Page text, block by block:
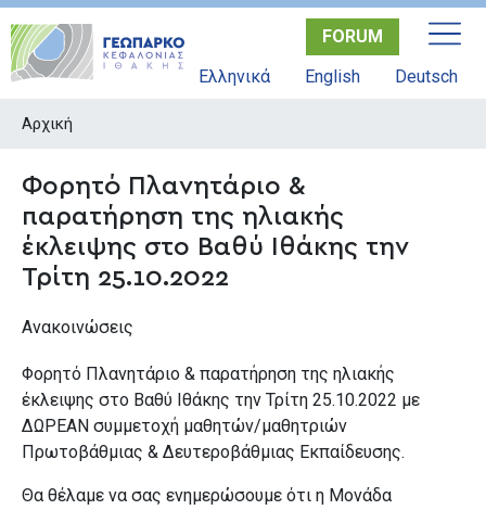
Παράκαμψη
FORUM
Ελληνικά
English Deutsch
Αρχική
Φορητό Πλανητάριο &
παρατήρηση της ηλιακής
έκλειψης στο Βαθύ Ιθάκης την
Τρίτη 25.10.2022
Ανακοινώσεις
Φορητό Πλανητάριο & παρατήρηση της ηλιακής
έκλειψης στο Βαθύ Ιθάκης την Τρίτη 25.10.2022 με
ΔΩΡΕΑΝ συμμετοχή μαθητών/μαθητριών
Πρωτοβάθμιας & Δευτεροβάθμιας Εκπαίδευσης.
Θα θέλαμε να σας ενημερώσουμε ότι η Μονάδα